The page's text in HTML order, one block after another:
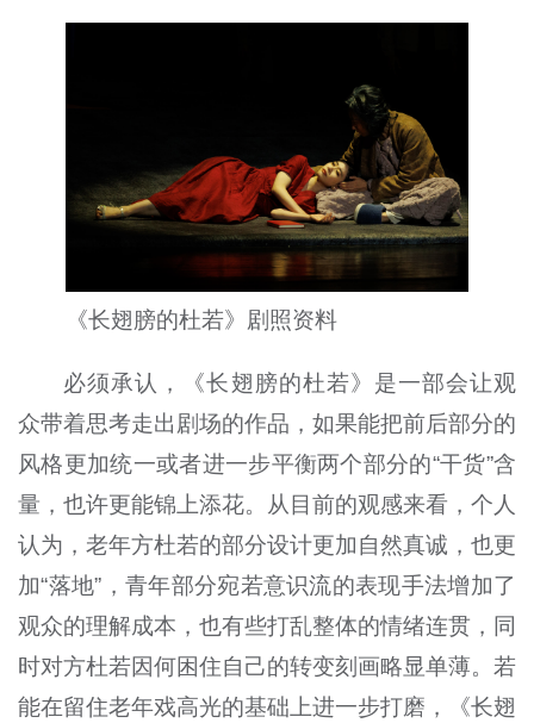
《长翅膀的杜若》剧照资料
必须承认，《长翅膀的杜若》是一部会让观
众带着思考走出剧场的作品，如果能把前后部分的
风格更加统一或者进一步平衡两个部分的“干货”含
量，也许更能锦上添花。从目前的观感来看，个人
认为，老年方杜若的部分设计更加自然真诚，也更
加“落地”，青年部分宛若意识流的表现手法增加了
观众的理解成本，也有些打乱整体的情绪连贯，同
时对方杜若因何困住自己的转变刻画略显单薄。若
能在留住老年戏高光的基础上进一步打磨，《长翅